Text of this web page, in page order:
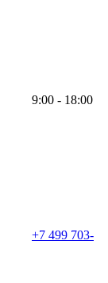
9:00 - 18:00
+7 499 703-